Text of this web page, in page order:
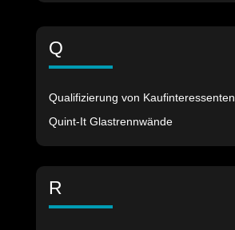
Q
Qualifizierung von Kaufinteressenten
Quint-It Glastrennwände
R